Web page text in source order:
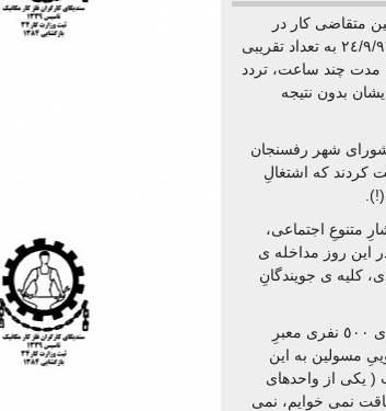
متقاضی کار در
شهرستان رفسنجان – واقع در چند کیلومتری مجتمع مس سرچشمه- در تاریخ ٢٤/٩/٩٧ به تعداد تقریبی
مدت چند ساعت، تردد
بدون نتیجه
شورای شهر رفسنجان
کردند که اشتغالِ
تاریخ ٢٤/٩/٩٧ ، متشکل از اقشارِ متنوعِ اجتماعی،
روز مداخله ی
کلیه ی جویندگانِ
نظر به آن که پاسخ گویی از سوی مسولین مربوطه صورت نگرفت، همین عده ی ٥٠٠ نفری معبرِ
مسولین به این
یکی از واحدهای
نمی خوایم، نمی